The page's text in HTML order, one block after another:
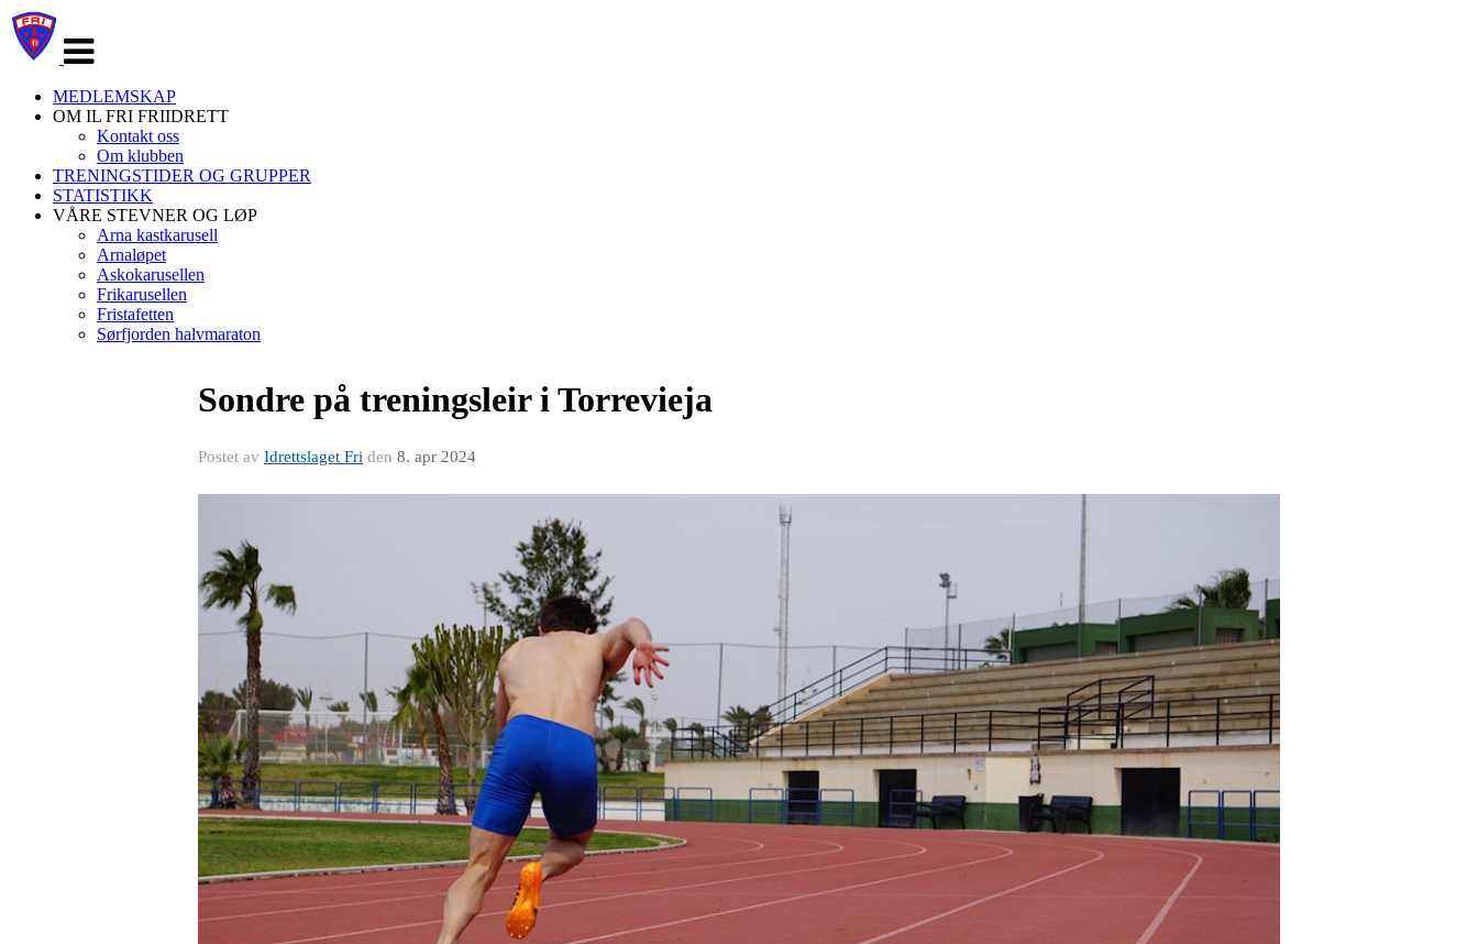
navigasjon
MEDLEMSKAP
OM IL FRI FRIIDRETT
Kontakt oss
Om klubben
TRENINGSTIDER OG GRUPPER
STATISTIKK
VÅRE STEVNER OG LØP
Arna kastkarusell
Arnaløpet
Askokarusellen
Frikarusellen
Fristafetten
Sørfjorden halvmaraton
Sondre på treningsleir i Torrevieja
Postet av Idrettslaget Fri den 8. apr 2024